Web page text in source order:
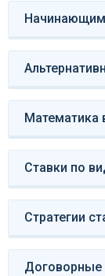
Математика
Ставки по
Стратегии
Договорные